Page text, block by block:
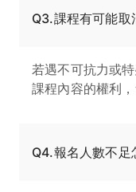
Q3.課程有可能取
若遇不可抗力或
課程內容的權利，
Q4.報名人數不足